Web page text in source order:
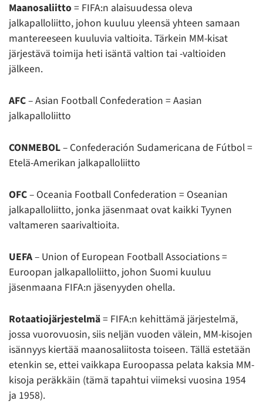
Maanosaliitto = FIFA:n alaisuudessa oleva
jalkapalloliitto, johon kuuluu yleensä yhteen samaan
mantereeseen kuuluvia valtioita. Tärkein MM-kisat
järjestävä toimija heti isäntä valtion tai -valtioiden
jälkeen.
AFC– Asian Football Confederation = Aasian
jalkapalloliitto
CONMEBOL– Confederación Sudamericana de Fútbol =
Etelä-Amerikan jalkapalloliitto
OFC– Oceania Football Confederation = Oseanian
jalkapalloliitto, jonka jäsenmaat ovat kaikki Tyynen
valtameren saarivaltioita.
UEFA– Union of European Football Associations =
Euroopan jalkapalloliitto, johon Suomi kuuluu
jäsenmaana FIFA:n jäsenyyden ohella.
Rotaatiojärjestelmä= FIFA:n kehittämä järjestelmä,
jossa vuorovuosin, siis neljän vuoden välein, MM-kisojen
isännyys kiertää maanosaliitosta toiseen. Tällä estetään
etenkin se, ettei vaikkapa Euroopassa pelata kaksia MM-
kisoja peräkkäin (tämä tapahtui viimeksi vuosina 1954
ja 1958).